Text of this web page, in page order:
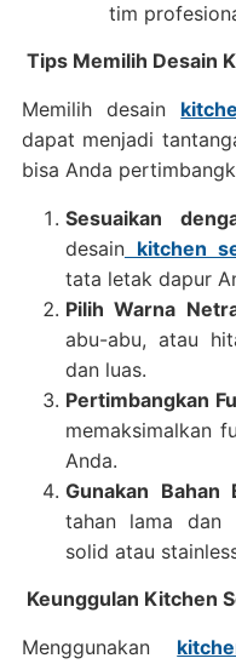
tim
Tips Memilih Desain
Memilih desain
dapat menjadi
bisa Anda
Sesuaikan
desainkitchen
tata letak dapur
Pilih Warna
abu-abu, atau
dan luas.
Pertimbangkan
memaksimalkan
Anda.
Gunakan Bahan
tahan lama dan
solid atau
Keunggulan Kitchen
Menggunakan